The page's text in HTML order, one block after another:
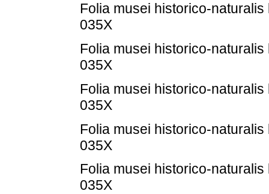
Folia musei historico-
035X
Folia musei historico-
035X
Folia musei historico-
035X
Folia musei historico-
035X
Folia musei historico-
035X